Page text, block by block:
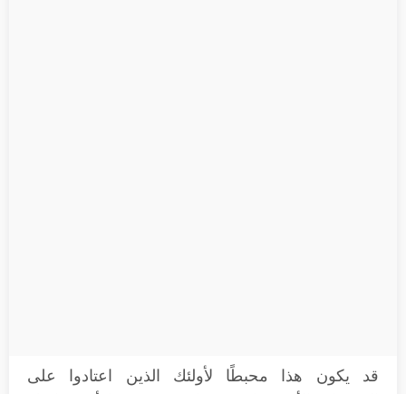
قد يكون هذا محبطًا لأولئك الذين اعتادوا على